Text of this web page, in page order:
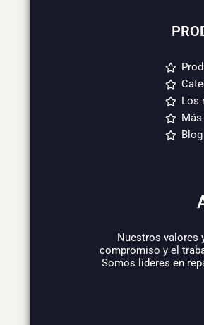
Los
Blog
Nuestros valores
compromiso y el
Somos líderes en